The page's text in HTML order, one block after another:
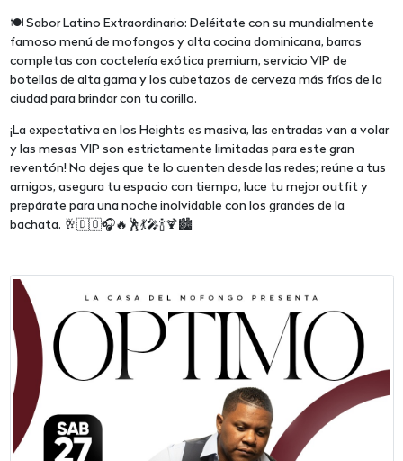
🍽️ Sabor Latino Extraordinario: Deléitate con su mundialmente
famoso menú de mofongos y alta cocina dominicana, barras
completas con coctelería exótica premium, servicio VIP de
botellas de alta gama y los cubetazos de cerveza más fríos de la
ciudad para brindar con tu corillo.
¡La expectativa en los Heights es masiva, las entradas van a volar
y las mesas VIP son estrictamente limitadas para este gran
reventón! No dejes que te lo cuenten desde las redes; reúne a tus
amigos, asegura tu espacio con tiempo, luce tu mejor outfit y
prepárate para una noche inolvidable con los grandes de la
bachata. 🥂🇩🇴🎧🔥🕺💃🎤🍾🍹🏙️